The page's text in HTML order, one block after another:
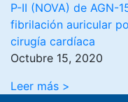
P-II (NOVA) de AGN-
fibrilación auricular
cirugía cardíaca
Octubre 15, 2020
Leer más >